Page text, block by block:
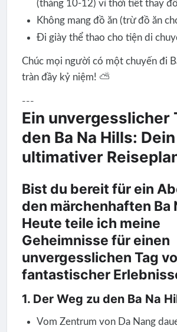
(tháng 10-12) vì thời tiết thay
Không mang đồ ăn (trừ đồ ăn
Đi giày thể thao cho tiện di
Chúc mọi người có một chuyến đi
tràn đầy kỷ niệm! ⛅️
---
Ein unvergesslicher
den Ba Na Hills: Dein
ultimativer
Bist du bereit für ein
den märchenhaften Ba
Heute teile ich meine
Geheimnisse für einen
unvergesslichen Tag
fantastischer
1. Der Weg zu den Ba Na
Vom Zentrum von Da Nang